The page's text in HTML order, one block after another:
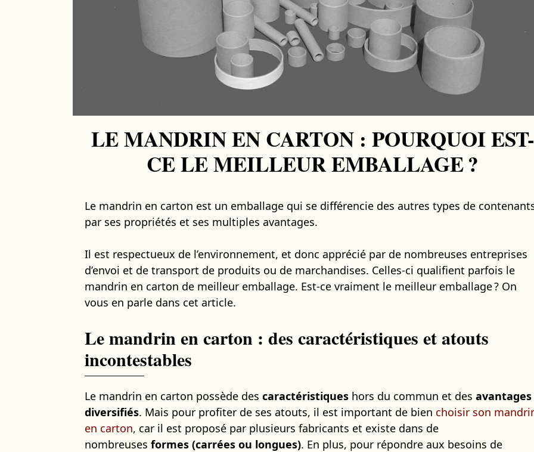
LE MANDRIN EN CARTON : POURQUOI EST-
CE LE MEILLEUR EMBALLAGE ?
Le mandrin en carton est un emballage qui se différencie des autres types de
par ses propriétés et ses multiples avantages.
Il est respectueux de l’environnement, et donc apprécié par de nombreuses entreprises
d’envoi et de transport de produits ou de marchandises. Celles-ci qualifient parfois le
mandrin en carton de meilleur emballage. Est-ce vraiment le meilleur emballage ? On
vous en parle dans cet article.
Le mandrin en carton : des caractéristiques et atouts
incontestables
Le mandrin en carton possède des caractéristiques hors du commun et des avantages
diversifiés. Mais pour profiter de ses atouts, il est important de bien choisir son
en carton, car il est proposé par plusieurs fabricants et existe dans de
nombreuses formes (carrées ou longues). En plus, pour répondre aux besoins de